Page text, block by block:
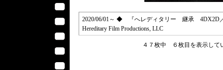
2020/06/01～ ◆ 『へレディタリー 継承 4DX2D／
Hereditary Film Productions, LLC
４７枚中 ６枚目を表示し